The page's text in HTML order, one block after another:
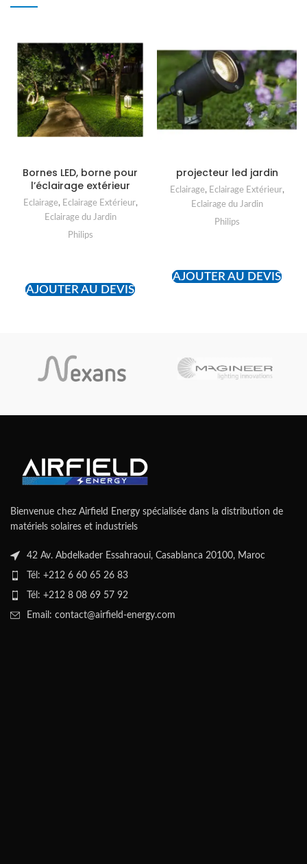
Bornes LED, borne pour
l’éclairage extérieur
Eclairage, Eclairage Extérieur,
Eclairage du Jardin
Philips
AJOUTER AU DEVIS
projecteur led jardin
Eclairage, Eclairage Extérieur,
Eclairage du Jardin
Philips
AJOUTER AU DEVIS
Bienvenue chez Airfield Energy spécialisée dans la distribution de
matériels solaires et industriels
42 Av. Abdelkader Essahraoui, Casablanca 20100, Maroc
Tél: +212 6 60 65 26 83
Tél: +212 8 08 69 57 92
Email: contact@airfield-energy.com